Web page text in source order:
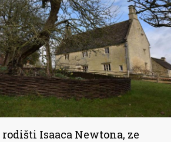
Isaaca Newtona, ze